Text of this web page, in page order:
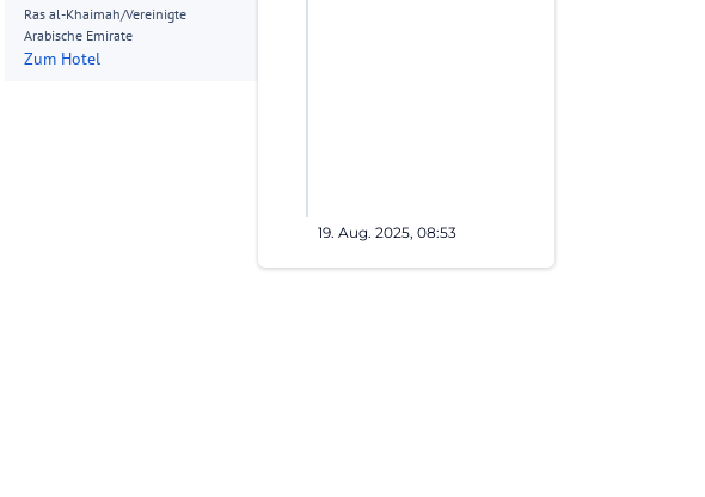
Ras al-Khaimah/Vereinigte
Arabische Emirate
Zum Hotel
19. Aug. 2025, 08:53